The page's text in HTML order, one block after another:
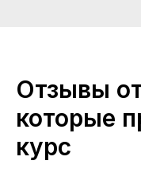
Отзывы
которые
курс